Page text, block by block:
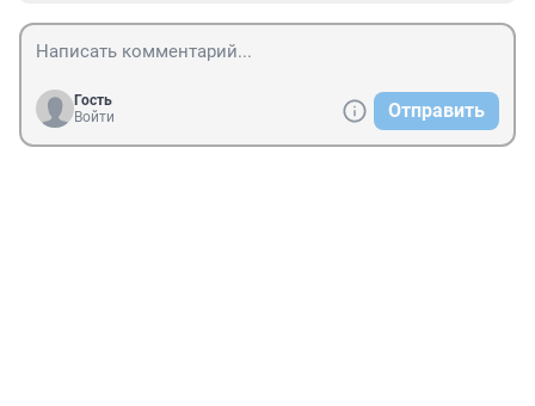
Гость
Войти
Отправить